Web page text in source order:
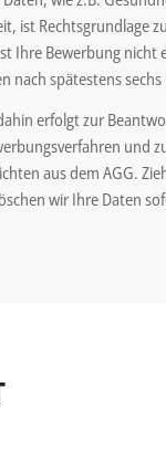
ist Rechtsgrundlage
Ihre Bewerbung nicht
nach spätestens
erfolgt zur
und
aus dem AGG.
wir Ihre Daten